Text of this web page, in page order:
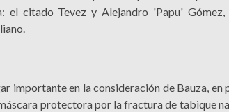
el citado Tevez y Alejandro 'Papu'
importante en la consideración de Bauza,
protectora por la fractura de tabique